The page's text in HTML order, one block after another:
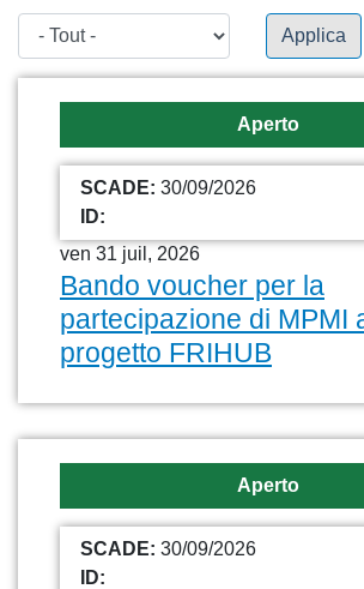
Applica
Aperto
SCADE: 30/09/2026
ID:
ven 31 juil, 2026
Bando voucher per la
partecipazione di MPMI
progetto FRIHUB
Aperto
SCADE: 30/09/2026
ID: